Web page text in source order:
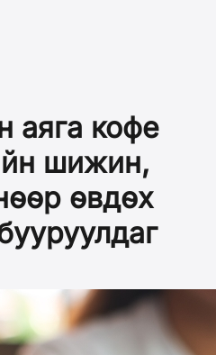
аяга кофе
шижин,
өвдөх